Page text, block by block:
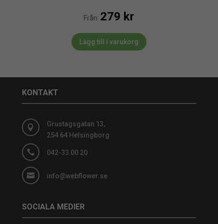
Från: 279 kr
Lägg till i varukorg
KONTAKT

Grustagsgatan 13,
254 64 Helsingborg
 042-33 00 20
 info@webflower.se
SOCIALA MEDIER